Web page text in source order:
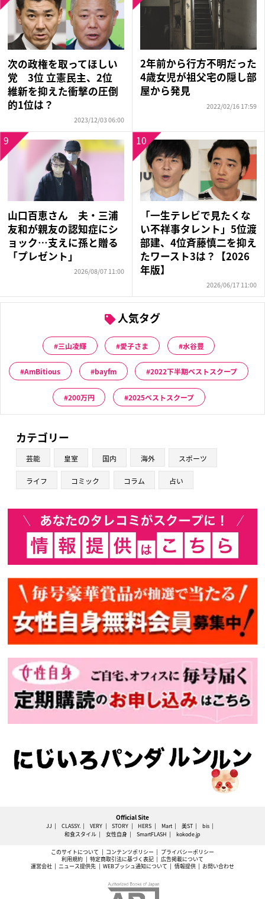
次の政権を取ってほしい
党 3位 立憲民主、2位
維新を抑えた衝撃の圧倒
的1位は？
2023/12/03 06:00
2年前から行方不明だった
4歳女児が祖父宅の隠し部
屋から発見
2022/02/16 17:59
山口百恵さん 夫・三浦
友和が親友の認知症にシ
ョック…支えに孫と贈る
「プレゼント」
2026/08/07 11:00
9
「一生テレビで見たくな
い不祥事タレント」5位渡
部建、4位斉藤慎二を抑え
たワースト3は？【2026
年版】
2026/06/17 11:00
10
人気タグ
三山凌輝 愛子さま 水谷豊
AmBitious bayfm 2022下半期ベストスクープ
200万円 2025ベストスクープ
カテゴリー
芸能 皇室 国内 海外 スポーツ
ライフ コミック コラム 占い
Official Site
JJ CLASSY. VERY STORY HERS Mart 美ST
bis
和食スタイル
女性自身 SmartFLASH kokode.jp
このサイトについて コンテンツポリシー
プライバシーポリシー
利用規約
特定商取引法に基づく表記
広告掲載について
運営会社
ニュース提供先 WEBプッシュ通知について 情報提供 お問い合わせ